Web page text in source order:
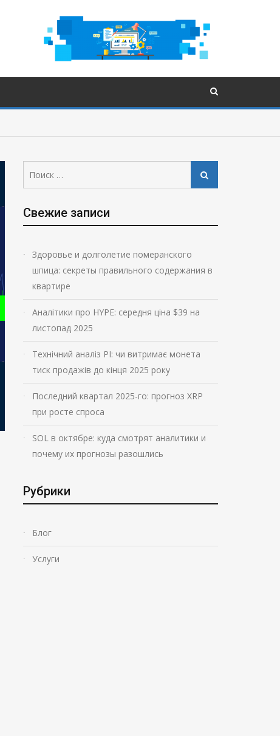
Поиск
Свежие записи
Здоровье и долголетие померанского
шпица: секреты правильного содержания в
квартире
Аналітики про HYPE: середня ціна $39 на
листопад 2025
Технічний аналіз PI: чи витримає монета
тиск продажів до кінця 2025 року
Последний квартал 2025-го: прогноз XRP
при росте спроса
SOL в октябре: куда смотрят аналитики и
почему их прогнозы разошлись
Рубрики
Блог
Услуги